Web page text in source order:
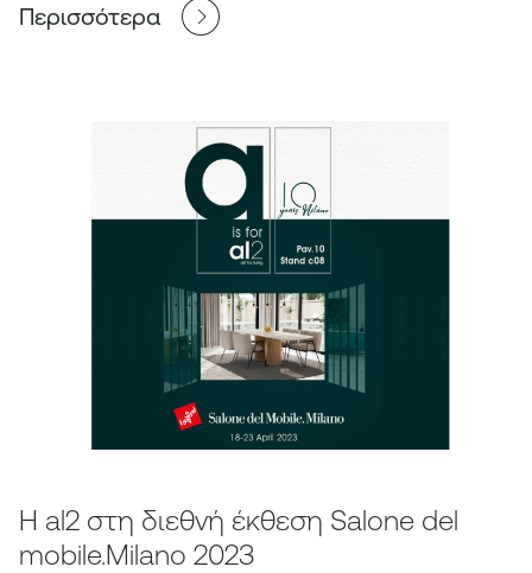
Περισσότερα
Η al2 στη διεθνή έκθεση Salone del
mobile.Milano 2023